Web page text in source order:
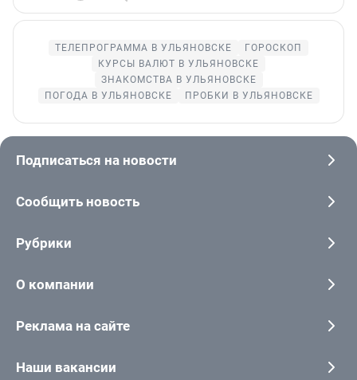
ТЕЛЕПРОГРАММА В УЛЬЯНОВСКЕ
ГОРОСКОП
КУРСЫ ВАЛЮТ В УЛЬЯНОВСКЕ
ЗНАКОМСТВА В УЛЬЯНОВСКЕ
ПОГОДА В УЛЬЯНОВСКЕ
ПРОБКИ В УЛЬЯНОВСКЕ
Подписаться на новости
Сообщить новость
Рубрики
О компании
Реклама на сайте
Наши вакансии